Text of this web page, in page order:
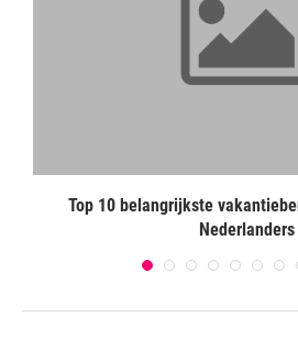
Top 10 belangrijkste
Nederlanders